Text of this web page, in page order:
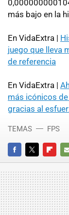
más bajo en la
En VidaExtra |
juego que lleva
de referencia
En VidaExtra |
más icónicos
gracias al
FACEBOOKTWITTER
TEMAS FPS